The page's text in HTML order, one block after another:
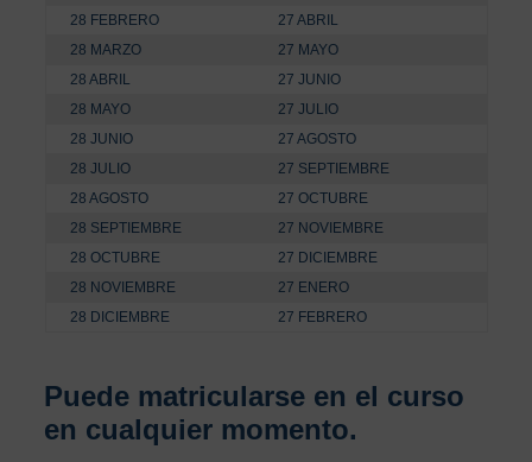
28 FEBRERO
27 ABRIL
28 MARZO
27 MAYO
28 ABRIL
27 JUNIO
28 MAYO
27 JULIO
28 JUNIO
27 AGOSTO
28 JULIO
27 SEPTIEMBRE
28 AGOSTO
27 OCTUBRE
28 SEPTIEMBRE
27 NOVIEMBRE
28 OCTUBRE
27 DICIEMBRE
28 NOVIEMBRE
27 ENERO
28 DICIEMBRE
27 FEBRERO
Puede matricularse en el curso
en cualquier momento.